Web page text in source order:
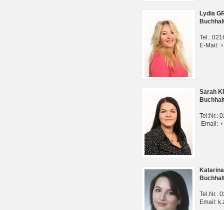
Lydia
Tel.:
E-Mail:
Sarah
Tel:Nr.:
Email:
Tel.Nr.:
Email: